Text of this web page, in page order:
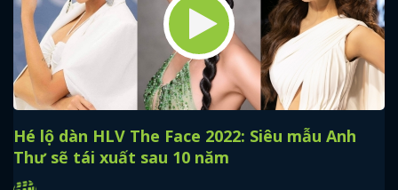
Hé lộ dàn HLV The Face 2022: Siêu mẫu Anh
Thư sẽ tái xuất sau 10 năm